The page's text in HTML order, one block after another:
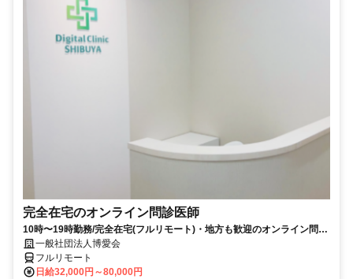
完全在宅のオンライン問診医師
10時〜19時勤務/完全在宅(フルリモート)・地方も歓迎のオンライン問診
業務一般社団法人博愛会
フルリモート
日給32,000円～80,000円